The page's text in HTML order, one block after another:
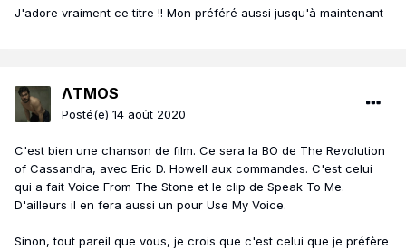
J'adore vraiment ce titre !! Mon préféré aussi jusqu'à maintenant
ΛTMOS
Posté(e) 14 août 2020
C'est bien une chanson de film. Ce sera la BO de The Revolution
of Cassandra, avec Eric D. Howell aux commandes. C'est celui
qui a fait Voice From The Stone et le clip de Speak To Me.
D'ailleurs il en fera aussi un pour Use My Voice.
Sinon, tout pareil que vous, je crois que c'est celui que je préfère